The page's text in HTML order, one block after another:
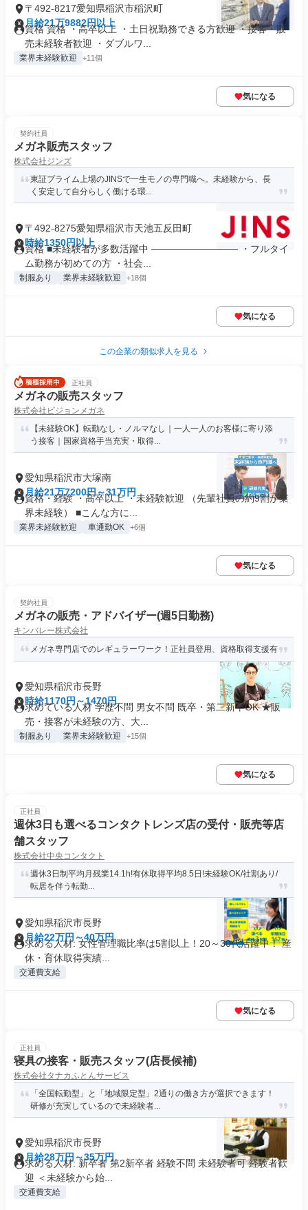
〒492-8217愛知県稲沢市稲沢町
月給21万9882円以上
資格 資格 ・高卒以上 ・土日祝勤務できる方歓迎 ・接客・販
売未経験者歓迎 ・ダブルワ...
業界未経験歓迎 +11個
気になる
契約社員
メガネ販売スタッフ
株式会社ジンズ
東証プライム上場のJINSで一生モノの専門職へ。未経験から、長
く安定して自分らしく働ける環...
〒492-8275愛知県稲沢市天池五反田町
時給1350円以上
資格 ■未経験者が多数活躍中 ――――――――― ・フルタイ
ム勤務が初めての方 ・社会...
制服あり 業界未経験歓迎 +18個
気になる
この企業の類似求人を見る
正社員
メガネの販売スタッフ
株式会社ビジョンメガネ
【未経験OK】転勤なし・ノルマなし｜一人一人のお客様に寄り添
う接客｜国家資格手当充実・取得...
愛知県稲沢市大塚南
月給21万7200円～31万円
資格・経験 ・高卒以上 ・未経験歓迎 （先輩社員の約9割が業
界未経験） ■こんな方に...
業界未経験歓迎 車通勤OK +6個
気になる
契約社員
メガネの販売・アドバイザー(週5日勤務)
キンバレー株式会社
メガネ専門店でのレギュラーワーク！正社員登用、資格取得支援有
愛知県稲沢市長野
時給1170円～1470円
求めている人材 学歴不問 男女不問 既卒・第二新卒OK ★販
売・接客が未経験の方、大...
制服あり 業界未経験歓迎 +15個
気になる
正社員
週休3日も選べるコンタクトレンズ店の受付・販売等店
舗スタッフ
株式会社中央コンタクト
週休3日制平均月残業14.1h!有休取得平均8.5日!未経験OK/社割あり/
転居を伴う転勤...
愛知県稲沢市長野
月給22万円～40万円
求める人材: 女性管理職比率は5割以上！20～30代活躍中！ 産
休・育休取得実績...
交通費支給
気になる
正社員
寝具の接客・販売スタッフ(店長候補)
株式会社タナカふとんサービス
「全国転勤型」と「地域限定型」2通りの働き方が選択できます！
研修が充実しているので未経験者...
愛知県稲沢市長野
月給28万円～35万円
求める人材: 新卒者 第2新卒者 経験不問 未経験者可 経験者歓
迎 ＜未経験から始...
交通費支給